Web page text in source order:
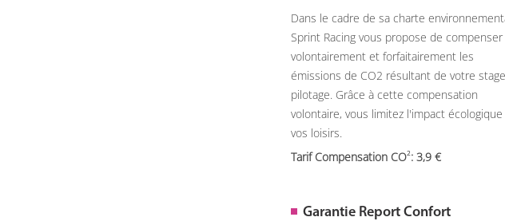
Dans le cadre de sa charte
Sprint Racing vous propose de compenser
volontairement et forfaitairement les
émissions de CO2 résultant de votre
pilotage. Grâce à cette compensation
volontaire, vous limitez l'impact écologique
vos loisirs.
Tarif Compensation CO2: 3,9
Garantie Report Confort